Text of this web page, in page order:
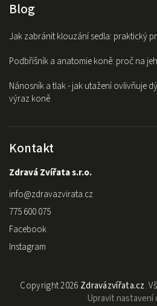
Blog
Jak zabránit klouzání sedla: praktický
Podbřišník a anatomie koně: proč na
Nánosník a tlak - jak utažení ovlivňuje
výraz koně
Kontakt
Zdravá Zvířata s.r.o.
info@zdravazvirata.cz
775 600 075
Facebook
Instagram
Copyright 2026 Zdravázvířata.cz.
Upravit nastavení